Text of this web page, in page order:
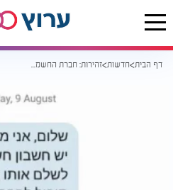
דף הבית חדשות זהירות: חברת החשמל מתריעה מפני עוקץ